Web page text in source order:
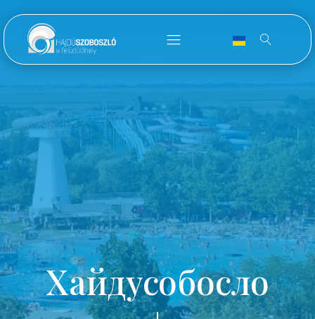
Хайдусобосло